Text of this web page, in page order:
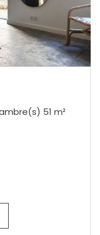
Appartement 2 pièce(s) 1 chambre(s) 51 m²